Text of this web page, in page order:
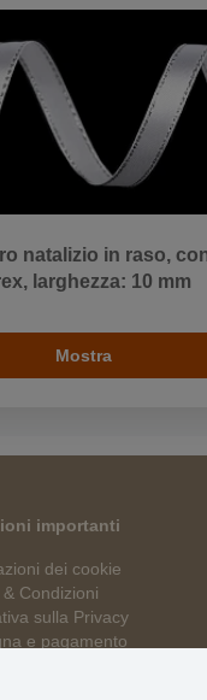
natalizio in raso,
larghezza: 10 mm
Mostra
importanti
dei cookie
Condizioni
sulla Privacy
e pagamento